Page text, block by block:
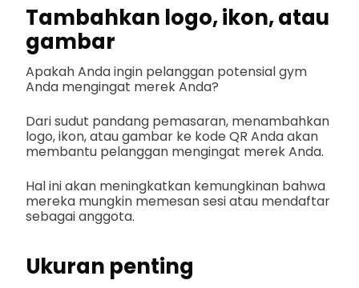
Tambahkan logo, ikon, atau
gambar
Apakah Anda ingin pelanggan potensial gym
Anda mengingat merek Anda?
Dari sudut pandang pemasaran, menambahkan
logo, ikon, atau gambar ke kode QR Anda akan
membantu pelanggan mengingat merek Anda.
Hal ini akan meningkatkan kemungkinan bahwa
mereka mungkin memesan sesi atau mendaftar
sebagai anggota.
Ukuran penting